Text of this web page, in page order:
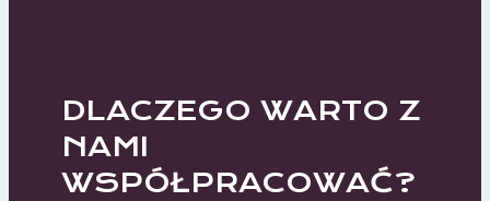
DLACZEGO WARTO Z
NAMI
WSPÓŁPRACOWAĆ?